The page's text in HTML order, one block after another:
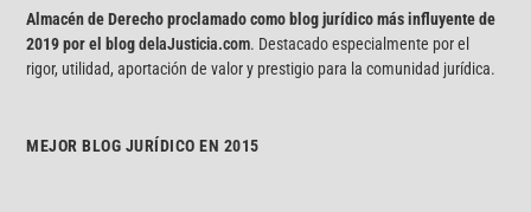
Almacén de Derecho proclamado como blog jurídico más influyente de
2019 por el blogdelaJusticia.com. Destacado especialmente por el
rigor, utilidad, aportación de valor y prestigio para la comunidad jurídica.
MEJOR BLOG JURÍDICO EN 2015